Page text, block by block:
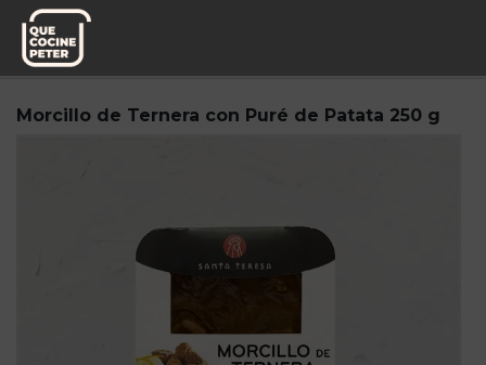
Pedido semanal
Morcillo de Ternera con Puré de Patata 250 g